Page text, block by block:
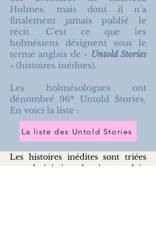
Holmes, mais dont il n’a
finalement jamais publié le
récit. C’est ce que les
holmésiens désignent sous le
terme anglais de « Untold Stories
» (histoires inédites).
Les holmésologues ont
dénombré 96* Untold Stories.
En voici la liste :
La liste des Untold Stories
Les histoires inédites sont triées
par abréviation du titre anglais.